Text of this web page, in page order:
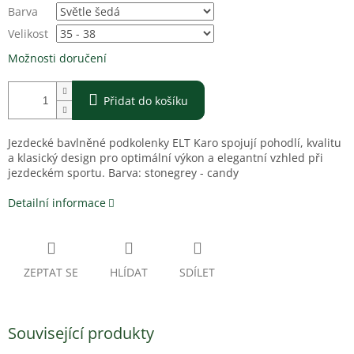
Barva
Velikost
Možnosti doručení
Přidat do košíku
Jezdecké bavlněné podkolenky ELT Karo spojují pohodlí, kvalitu
a klasický design pro optimální výkon a elegantní vzhled při
jezdeckém sportu. Barva: stonegrey - candy
Detailní informace
ZEPTAT SE HLÍDAT SDÍLET
Související produkty